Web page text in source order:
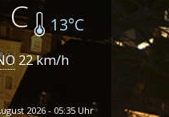
13°C
22km/h
2026 - 05:35 Uhr